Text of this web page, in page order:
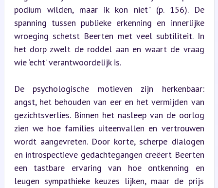
podium wilden, maar ik kon niet" (p. 156). De
spanning tussen publieke erkenning en innerlijke
wroeging schetst Beerten met veel subtiliteit. In
het dorp zwelt de roddel aan en waart de vraag
wie ‘echt’ verantwoordelijk is.
De psychologische motieven zijn herkenbaar:
angst, het behouden van eer en het vermijden van
gezichtsverlies. Binnen het nasleep van de oorlog
zien we hoe families uiteenvallen en vertrouwen
wordt aangevreten. Door korte, scherpe dialogen
en introspectieve gedachtegangen creëert Beerten
een tastbare ervaring van hoe ontkenning en
leugen sympathieke keuzes lijken, maar de prijs